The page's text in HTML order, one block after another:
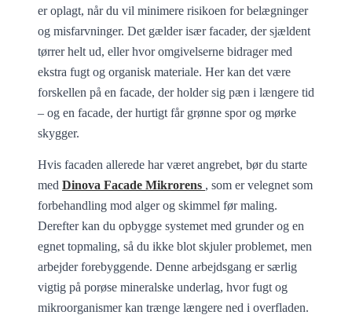
er oplagt, når du vil minimere risikoen for belægninger
og misfarvninger. Det gælder især facader, der sjældent
tørrer helt ud, eller hvor omgivelserne bidrager med
ekstra fugt og organisk materiale. Her kan det være
forskellen på en facade, der holder sig pæn i længere tid
– og en facade, der hurtigt får grønne spor og mørke
skygger.
Hvis facaden allerede har været angrebet, bør du starte
med Dinova Facade Mikrorens , som er velegnet som
forbehandling mod alger og skimmel før maling.
Derefter kan du opbygge systemet med grunder og en
egnet topmaling, så du ikke blot skjuler problemet, men
arbejder forebyggende. Denne arbejdsgang er særlig
vigtig på porøse mineralske underlag, hvor fugt og
mikroorganismer kan trænge længere ned i overfladen.